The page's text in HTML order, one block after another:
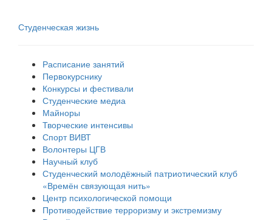
Студенческая жизнь
Расписание занятий
Первокурснику
Конкурсы и фестивали
Студенческие медиа
Майноры
Творческие интенсивы
Спорт ВИВТ
Волонтеры ЦГВ
Научный клуб
Студенческий молодёжный патриотический клуб
«Времён связующая нить»
Центр психологической помощи
Противодействие терроризму и экстремизму